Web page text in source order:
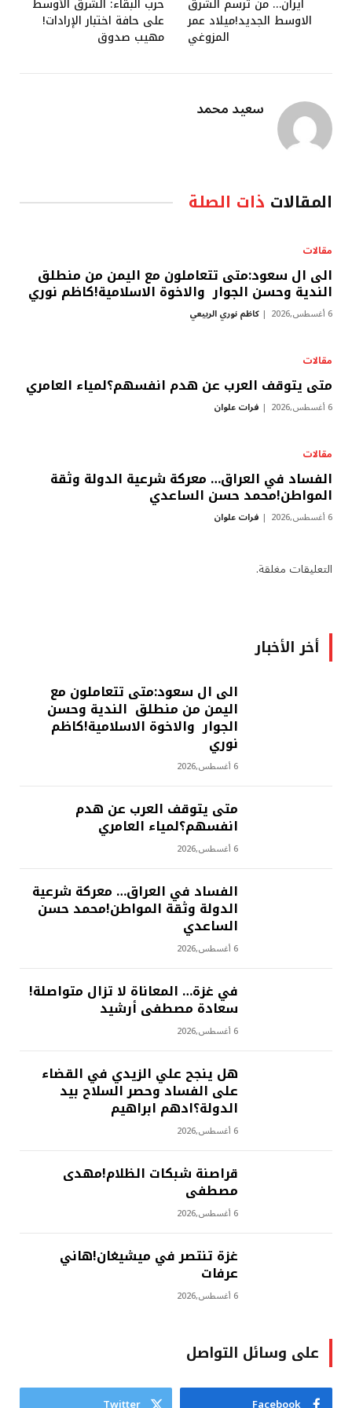
ايران… من ترسم الشرق
الاوسط الجديد!ميلاد عمر
المزوغي
حرب البقاء: الشرق الأوسط
على حافة اختبار الإرادات!
مهيب صدوق
سعيد محمد
المقالات ذات الصلة
مقالات
الى ال سعود:متى تتعاملون مع اليمن من منطلق
الندية وحسن الجوار والاخوة الاسلامية!كاظم نوري
6 أغسطس,2026 كاظم نوري الربيعي
مقالات
متى يتوقف العرب عن هدم انفسهم؟لمياء العامري
6 أغسطس,2026 فرات علوان
مقالات
الفساد في العراق… معركة شرعية الدولة وثقة
المواطن!محمد حسن الساعدي
6 أغسطس,2026 فرات علوان
التعليقات مغلقة.
أخر الأخبار
الى ال سعود:متى تتعاملون مع
اليمن من منطلق الندية وحسن
الجوار والاخوة الاسلامية!كاظم
نوري
6 أغسطس,2026
متى يتوقف العرب عن هدم
انفسهم؟لمياء العامري
6 أغسطس,2026
الفساد في العراق… معركة شرعية
الدولة وثقة المواطن!محمد حسن
الساعدي
6 أغسطس,2026
في غزة… المعاناة لا تزال متواصلة!
سعادة مصطفى أرشيد
6 أغسطس,2026
هل ينجح علي الزيدي في القضاء
على الفساد وحصر السلاح بيد
الدولة؟ادهم ابراهيم
6 أغسطس,2026
‫قراصنة شبكات الظلام!مهدى
مصطفى
6 أغسطس,2026
غزة تنتصر في ميشيغان!هاني
عرفات
6 أغسطس,2026
على وسائل التواصل